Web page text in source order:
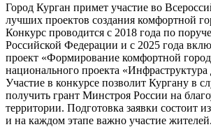
Город Курган примет участие во
лучших проектов создания комфортной
Конкурс проводится с 2018 года по
Российской Федерации и с 2025 года
проект «Формирование комфортной
национального проекта
Участие в конкурсе позволит Кургану в
получить грант Минстроя России на
территории. Подготовка заявки состоит
и на каждом этапе важно участие жителей.